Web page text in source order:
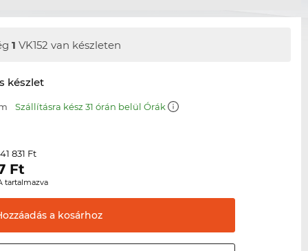
1 VK152 van készleten
készlet
Szállításra kész 31 órán belül Órák
41 831 Ft
Ft
tartalmazva
a kosárhoz